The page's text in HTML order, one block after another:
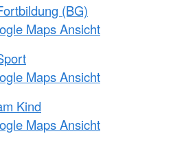
(BG)
Maps Ansicht
Maps Ansicht
Kind
Maps Ansicht